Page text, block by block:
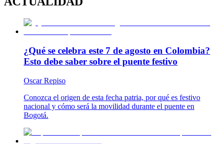
¿Qué se celebra este 7 de agosto en Colombia?
Esto debe saber sobre el puente festivo
Oscar Repiso
Conozca el origen de esta fecha patria, por qué es festivo
nacional y cómo será la movilidad durante el puente en
Bogotá.